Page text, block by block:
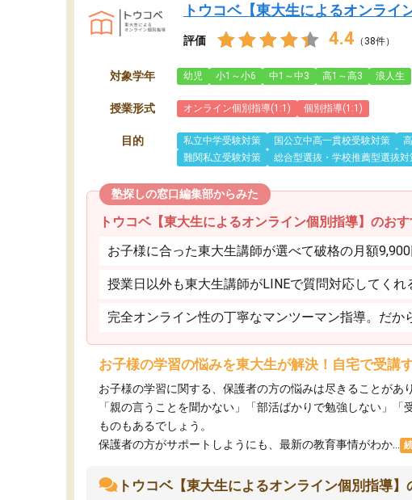
トウコベ【東大生によるオンライ
評価 4.4 （38件）
対象学年 幼児 小1～小6 中1～中3 高1～高3 浪人生
授業形式 オンライン個別指導(1:1) 個別指導(1:1)
目的 私立中学受験対策 国公立中高一貫校受験対策
難関私立受験対策
総合型選抜・学校推薦型選抜対
塾探しの窓口編集部からみた
トウコベ【東大生によるオンライン個別指導】のお
お子様に合った東大生講師が選べて破格の月額9,900
授業日以外も東大生講師がLINEで質問対応してくれ
完全オンライン性の丁寧なマンツーマン指導。だか
お子様の学習の悩みを東大生が解決！自宅で受講
お子様の学習に関する、保護者の方の悩みは尽きることがあ
「親の言うことを聞かない」「部活ばかりで勉強しない」
ものもあるでしょう。
保護者の方がサポートしようにも、最新の教育事情がわか...
トウコベ【東大生によるオンライン個別指導】